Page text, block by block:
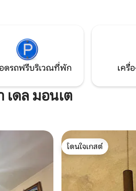
แตกต่าง
ดรถฟรีบริเวณที่พัก เครื่
เดล มอนเต
โดนใจเกสต์
โดนใจเกสต์